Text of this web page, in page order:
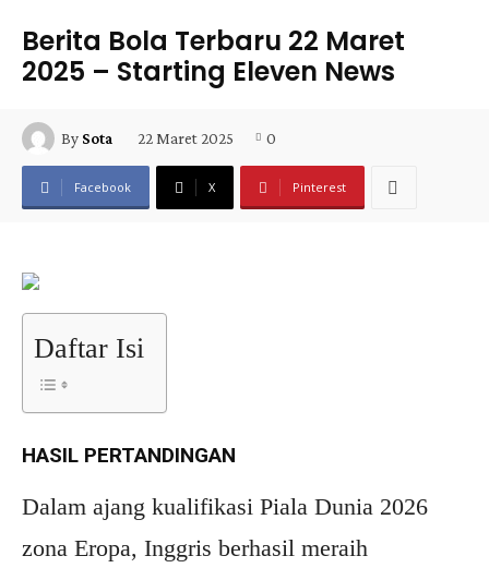
Berita Bola Terbaru 22 Maret
2025 – Starting Eleven News
By Sota 22 Maret 2025 0
Facebook X Pinterest
Daftar Isi
HASIL PERTANDINGAN
Dalam ajang kualifikasi Piala Dunia 2026
zona Eropa, Inggris berhasil meraih